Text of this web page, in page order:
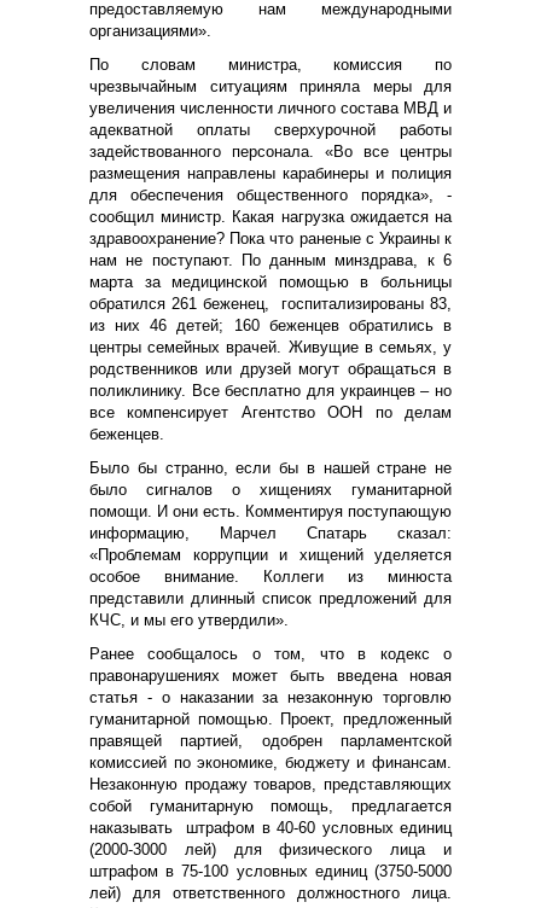
предоставляемую нам международными
организациями».
По словам министра, комиссия по
чрезвычайным ситуациям приняла меры для
увеличения численности личного состава МВД и
адекватной оплаты сверхурочной работы
задействованного персонала. «Во все центры
размещения направлены карабинеры и полиция
для обеспечения общественного порядка», -
сообщил министр. Какая нагрузка ожидается на
здравоохранение? Пока что раненые с Украины к
нам не поступают. По данным минздрава, к 6
марта за медицинской помощью в больницы
обратился 261 беженец, госпитализированы 83,
из них 46 детей; 160 беженцев обратились в
центры семейных врачей. Живущие в семьях, у
родственников или друзей могут обращаться в
поликлинику. Все бесплатно для украинцев – но
все компенсирует Агентство ООН по делам
беженцев.
Было бы странно, если бы в нашей стране не
было сигналов о хищениях гуманитарной
помощи. И они есть. Комментируя поступающую
информацию, Марчел Спатарь сказал:
«Проблемам коррупции и хищений уделяется
особое внимание. Коллеги из минюста
представили длинный список предложений для
КЧС, и мы его утвердили».
Ранее сообщалось о том, что в кодекс о
правонарушениях может быть введена новая
статья - о наказании за незаконную торговлю
гуманитарной помощью. Проект, предложенный
правящей партией, одобрен парламентской
комиссией по экономике, бюджету и финансам.
Незаконную продажу товаров, представляющих
собой гуманитарную помощь, предлагается
наказывать штрафом в 40-60 условных единиц
(2000-3000 лей) для физического лица и
штрафом в 75-100 условных единиц (3750-5000
лей) для ответственного должностного лица.